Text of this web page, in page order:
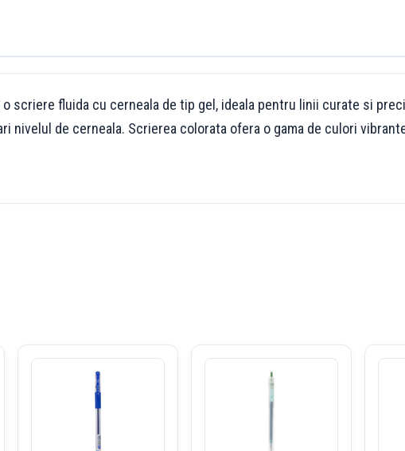
scriere fluida cu cerneala de tip gel, ideala pentru linii curate si
nivelul de cerneala. Scrierea colorata ofera o gama de culori